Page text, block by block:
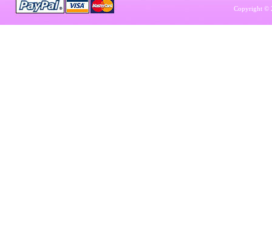
Copyright ©